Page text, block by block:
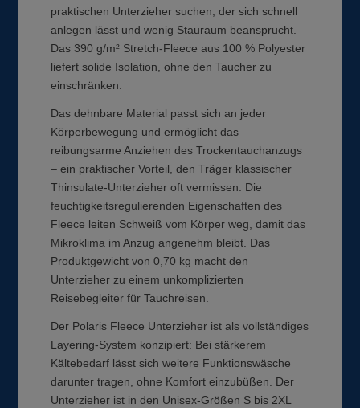
praktischen Unterzieher suchen, der sich schnell
anlegen lässt und wenig Stauraum beansprucht.
Das 390 g/m² Stretch-Fleece aus 100 % Polyester
liefert solide Isolation, ohne den Taucher zu
einschränken.
Das dehnbare Material passt sich an jeder
Körperbewegung und ermöglicht das
reibungsarme Anziehen des Trockentauchanzugs
– ein praktischer Vorteil, den Träger klassischer
Thinsulate-Unterzieher oft vermissen. Die
feuchtigkeitsregulierenden Eigenschaften des
Fleece leiten Schweiß vom Körper weg, damit das
Mikroklima im Anzug angenehm bleibt. Das
Produktgewicht von 0,70 kg macht den
Unterzieher zu einem unkomplizierten
Reisebegleiter für Tauchreisen.
Der Polaris Fleece Unterzieher ist als vollständiges
Layering-System konzipiert: Bei stärkerem
Kältebedarf lässt sich weitere Funktionswäsche
darunter tragen, ohne Komfort einzubüßen. Der
Unterzieher ist in den Unisex-Größen S bis 2XL